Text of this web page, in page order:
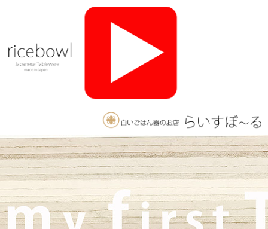
≪軽井沢店営業のお知らせ≫ いつもご覧いただきありがとうご
ざいます。軽井沢店2026年オープンしました！新商品をたくさ
んご用意しております。みなさまのご来店をお待ちしております
♪
碗。実店舗でも手にとっていただけます♪海外発送も承っており
2025/10/26
≪軽井沢店営業のお知らせ≫ いつもご覧いただきありがとうご
ざいます。軽井沢店2026年はGW頃オープンとなります！ご期待
くださいませ！！ 2025年は11月3日（火）
までの営業となり
ます。